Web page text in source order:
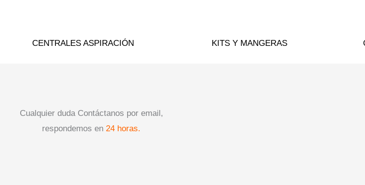
CENTRALES ASPIRACIÓN KITS Y MANGERAS
Cualquier duda Contáctanos por email,
respondemos en 24 horas.